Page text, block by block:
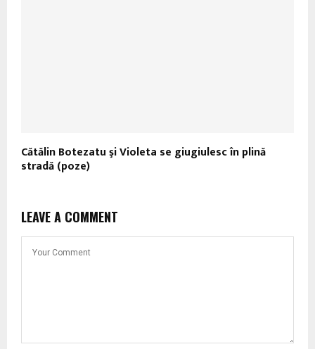
Cătălin Botezatu şi Violeta se giugiulesc în plină
stradă (poze)
LEAVE A COMMENT